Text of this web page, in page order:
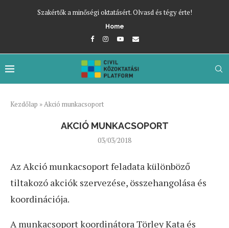
Szakértők a minőségi oktatásért. Olvasd és tégy érte!
Home
Kezdőlap »Akció munkacsoport
AKCIÓ MUNKACSOPORT
03/03/2018
Az Akció munkacsoport feladata különböző
tiltakozó akciók szervezése, összehangolása és
koordinációja.
A munkacsoport koordinátora Törley Kata és